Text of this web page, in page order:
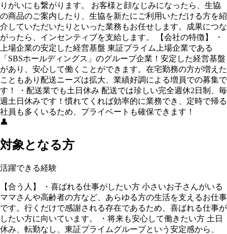
りがいにも繋がります。 お客様と顔なじみになったら、生協
の商品のご案内したり、生協を新たにご利用いただける方を紹
介していただいたりといった業務もお任せします。成果につな
がったら、インセンティブを支給します。 【会社の特徴】 ・
上場企業の安定した経営基盤 東証プライム上場企業である
「SBSホールディングス」のグループ企業！安定した経営基盤
があり、安心して働くことができます。在宅勤務の方が増えた
こともあり配送ニーズは拡大、業績好調による増員での募集で
す！ ・配送業でも土日休み 配送では珍しい完全週休2日制、毎
週土日休みです！慣れてくれば効率的に業務でき、定時で帰る
社員も多くいるため、プライベートも確保できます！
👤
対象となる方
活躍できる経験
【合う人】 ・喜ばれる仕事がしたい方 小さいお子さんがいる
ママさんや高齢者の方など、あらゆる方の生活を支えるお仕事
です。行くだけで感謝される存在であるため、喜ばれる仕事が
したい方に向いています。 ・将来も安心して働きたい方 土日
休み、転勤なし、東証プライムグループという安定感から、